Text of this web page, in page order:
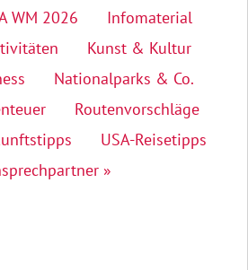
WM 2026
Infomaterial
Kunst & Kultur
Nationalparks & Co.
Routenvorschläge
USA-Reisetipps
»